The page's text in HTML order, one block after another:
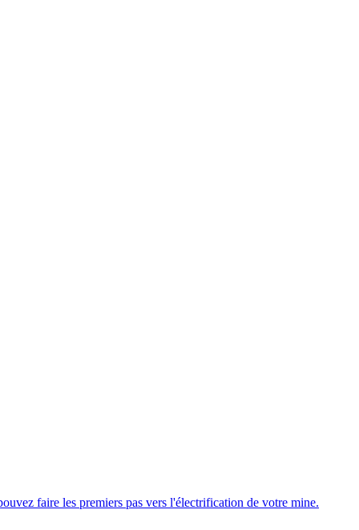
faire les premiers pas vers l'électrification de votre mine.